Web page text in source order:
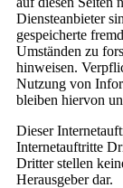
Diensteanbieter
gespeicherte
Umständen zu
hinweisen.
Nutzung von
bleiben hiervon
Dieser
Internetauftritte
Dritter stellen
Herausgeber dar.